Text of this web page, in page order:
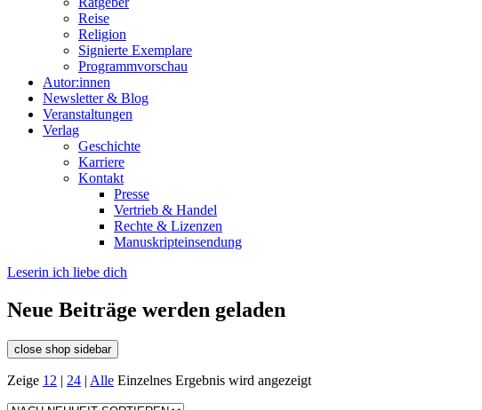
Reise
Religion
Signierte Exemplare
Programmvorschau
Autor:innen
Newsletter & Blog
Veranstaltungen
Verlag
Geschichte
Karriere
Kontakt
Presse
Vertrieb & Handel
Rechte & Lizenzen
Manuskripteinsendung
Leserin ich liebe dich
Neue Beiträge werden geladen
close shop sidebar
Zeige 12 | 24 | Alle Einzelnes Ergebnis wird angezeigt